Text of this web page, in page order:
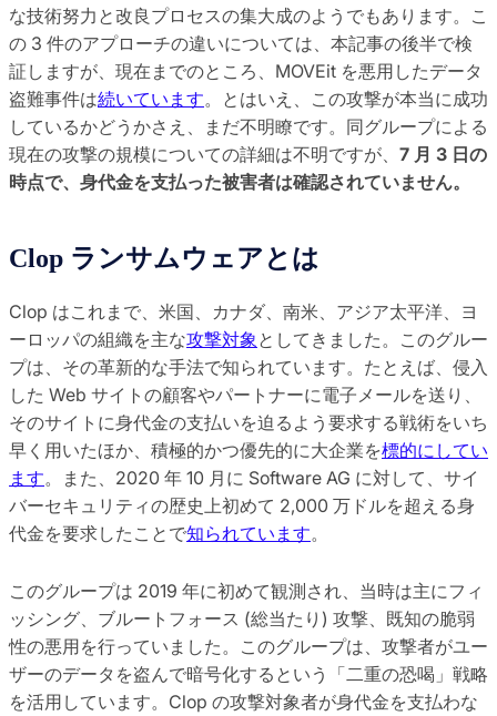
な技術努力と改良プロセスの集大成のようでもあります。こ
の 3 件のアプローチの違いについては、本記事の後半で検
証しますが、現在までのところ、MOVEit を悪用したデータ
盗難事件は続いています。とはいえ、この攻撃が本当に成功
しているかどうかさえ、まだ不明瞭です。同グループによる
現在の攻撃の規模についての詳細は不明ですが、 7 月 3 日の
時点で、身代金を支払った被害者は確認されていません。
Clop ランサムウェアとは
Clop はこれまで、米国、カナダ、南米、アジア太平洋、ヨ
ーロッパの組織を主な攻撃対象 としてきました。このグルー
プは、その革新的な手法で知られています。たとえば、侵入
した Web サイトの顧客やパートナーに電子メールを送り、
そのサイトに身代金の支払いを迫るよう要求する戦術をいち
早く用いたほか、積極的かつ優先的に大企業を標的にしてい
ます。また、2020 年 10 月に Software AG に対して、サイ
バーセキュリティの歴史上初めて 2,000 万ドルを超える身
代金を要求したことで知られています。
このグループは 2019 年に初めて観測され、当時は主にフィ
ッシング、ブルートフォース (総当たり) 攻撃、既知の脆弱
性の悪用を行っていました。このグループは、攻撃者がユー
ザーのデータを盗んで暗号化するという「二重の恐喝」戦略
を活用しています。Clop の攻撃対象者が身代金を支払わな